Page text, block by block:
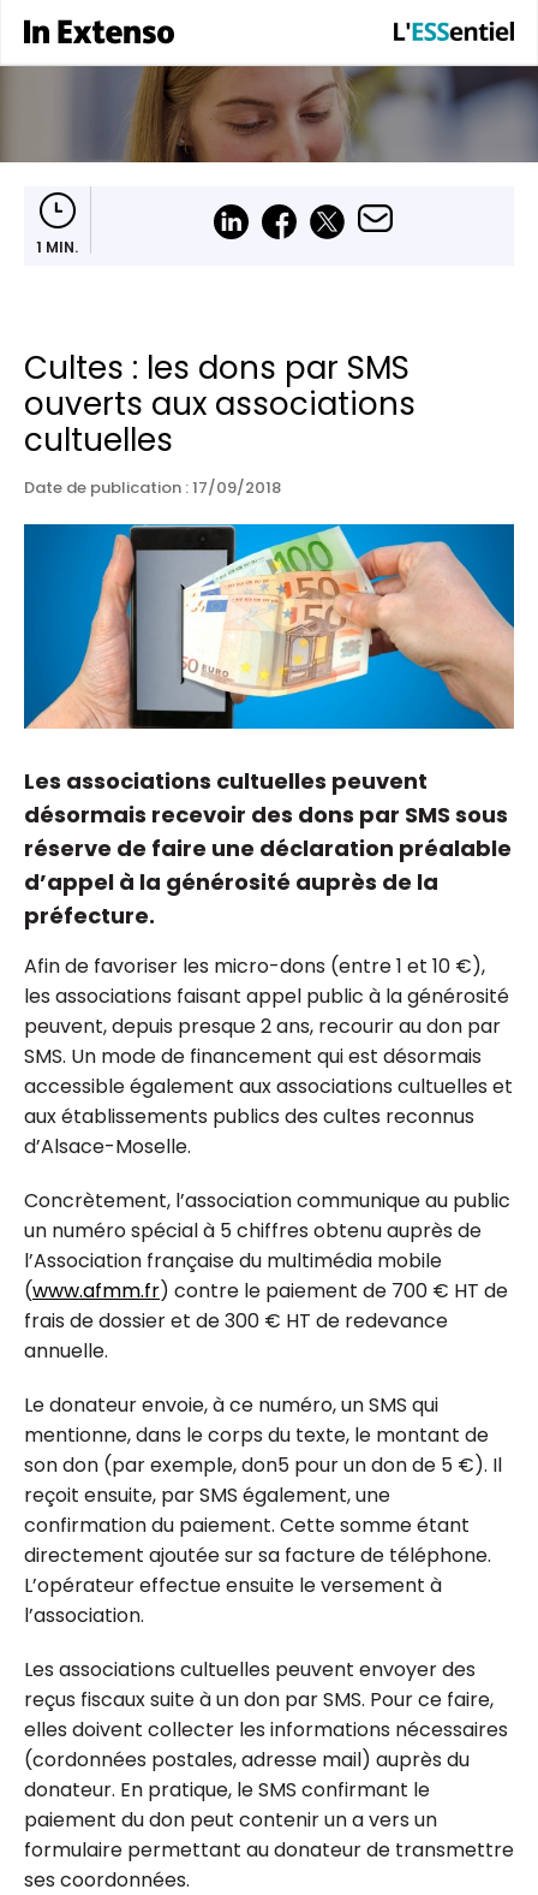
1 MIN.
Cultes : les dons par SMS
ouverts aux associations
cultuelles
Date de publication :17/09/2018
Les associations cultuelles peuvent
désormais recevoir des dons par SMS sous
réserve de faire une déclaration préalable
d’appel à la générosité auprès de la
préfecture.
Afin de favoriser les micro-dons (entre 1 et 10 €),
les associations faisant appel public à la générosité
peuvent, depuis presque 2 ans, recourir au don par
SMS. Un mode de financement qui est désormais
accessible également aux associations cultuelles et
aux établissements publics des cultes reconnus
d’Alsace-Moselle.
Concrètement, l’association communique au public
un numéro spécial à 5 chiffres obtenu auprès de
l’Association française du multimédia mobile
(www.afmm.fr) contre le paiement de 700 € HT de
frais de dossier et de 300 € HT de redevance
annuelle.
Le donateur envoie, à ce numéro, un SMS qui
mentionne, dans le corps du texte, le montant de
son don (par exemple, don5 pour un don de 5 €). Il
reçoit ensuite, par SMS également, une
confirmation du paiement. Cette somme étant
directement ajoutée sur sa facture de téléphone.
L’opérateur effectue ensuite le versement à
l’association.
Les associations cultuelles peuvent envoyer des
reçus fiscaux suite à un don par SMS. Pour ce faire,
elles doivent collecter les informations nécessaires
(cordonnées postales, adresse mail) auprès du
donateur. En pratique, le SMS confirmant le
paiement du don peut contenir un a vers un
formulaire permettant au donateur de transmettre
ses coordonnées.